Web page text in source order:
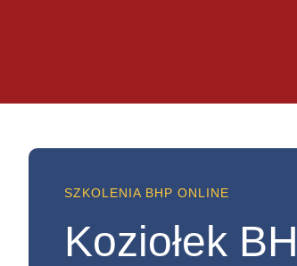
SZKOLENIA BHP ONLINE
Koziołek